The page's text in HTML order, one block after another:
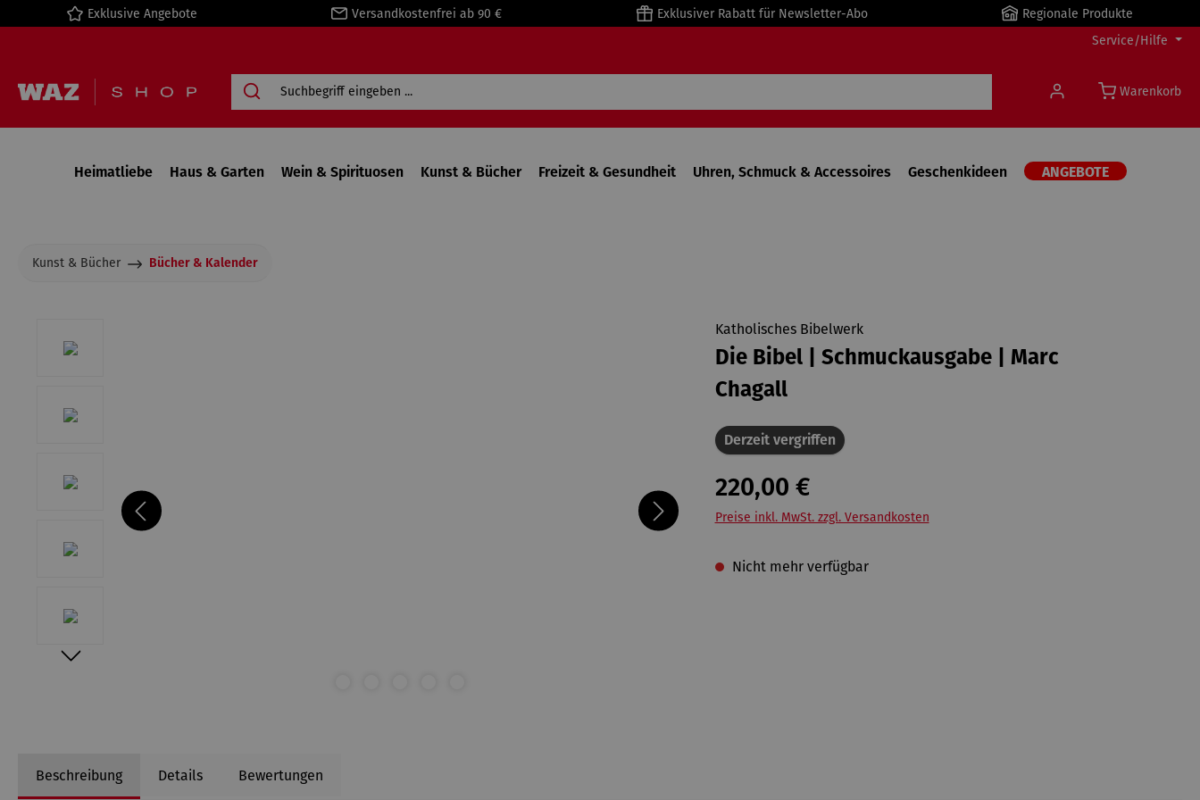
Zur Hauptnavigation springen
Exklusive Angebote Versandkostenfrei ab 90 € Exklusiver Rabatt für Newsletter-Abo
Regionale Produkte
Service/Hilfe
Warenkorb
Heimatliebe Haus & Garten Wein & Spirituosen Kunst & Bücher Freizeit & Gesundheit Uhren, Schmuck & Accessoires Geschenkideen ANGEBOTE
Kunst & Bücher Bücher & Kalender
Katholisches Bibelwerk
Die Bibel | Schmuckausgabe | Marc
Chagall
Derzeit vergriffen
220,00 €
Preise inkl. MwSt. zzgl. Versandkosten
Nicht mehr verfügbar
Beschreibung Details Bewertungen